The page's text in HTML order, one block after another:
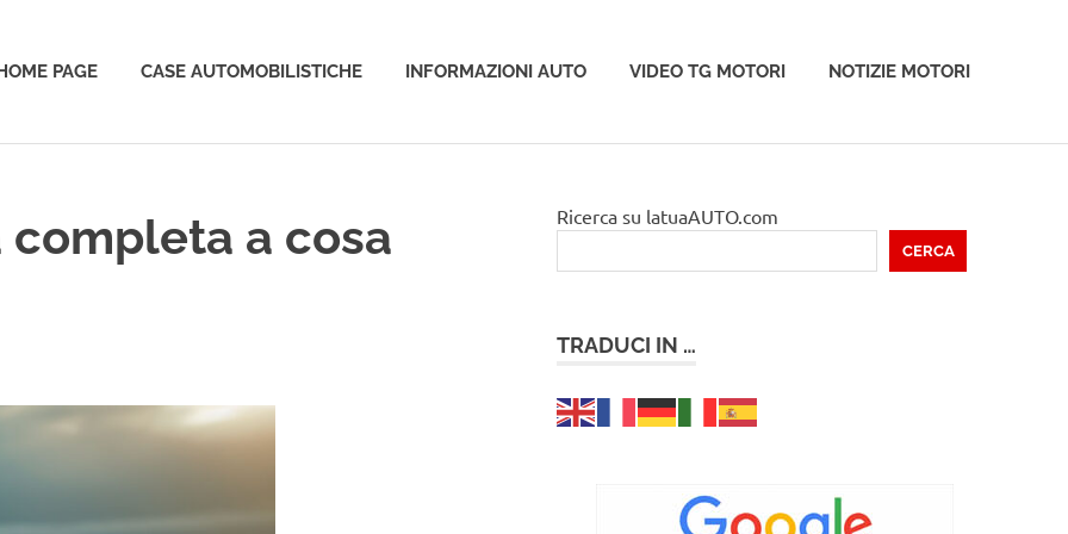
PAGE CASE AUTOMOBILISTICHE INFORMAZIONI AUTO VIDEO TG MOTORI NOTIZIE MOTORI
completa a cosa
Ricerca su latuaAUTO.com
CERCA
TRADUCI IN …